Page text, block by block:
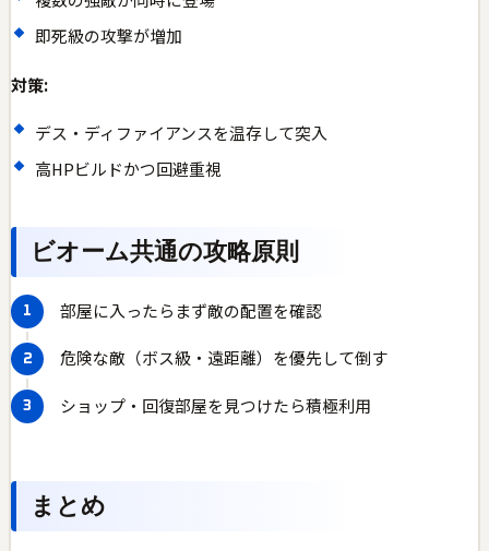
即死級の攻撃が増加
対策:
デス・ディファイアンスを温存して突入
高HPビルドかつ回避重視
ビオーム共通の攻略原則
部屋に入ったらまず敵の配置を確認
危険な敵（ボス級・遠距離）を優先して倒す
ショップ・回復部屋を見つけたら積極利用
まとめ